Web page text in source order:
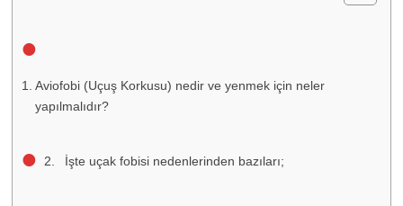
Aviofobi (Uçuş Korkusu) nedir ve yenmek için neler
yapılmalıdır?
İşte uçak fobisi nedenlerinden bazıları;